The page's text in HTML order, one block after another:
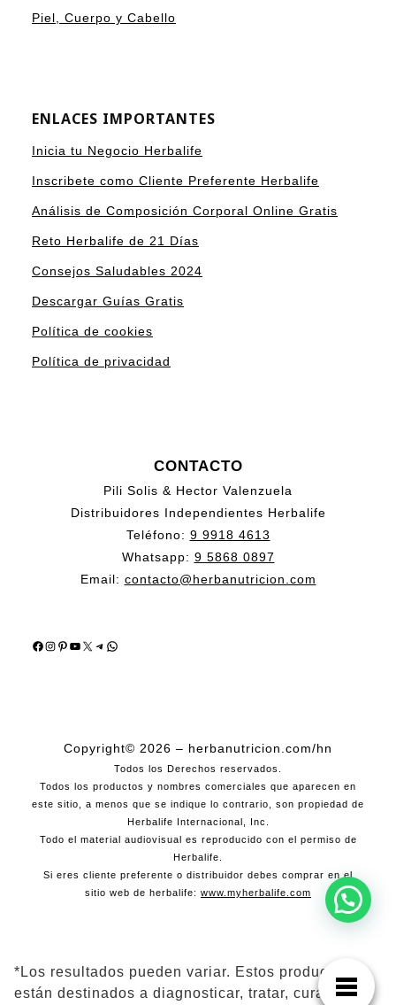
Piel, Cuerpo y Cabello
ENLACES IMPORTANTES
Inicia tu Negocio Herbalife
Inscribete como Cliente Preferente Herbalife
Análisis de Composición Corporal Online Gratis
Reto Herbalife de 21 Días
Consejos Saludables 2024
Descargar Guías Gratis
Política de cookies
Política de privacidad
CONTACTO
Pili Solis & Hector Valenzuela
Distribuidores Independientes Herbalife
Teléfono: 9 9918 4613
Whatsapp: 9 5868 0897
Email: contacto@herbanutricion.com
Facebook
Instagram
Pinterest
YouTube
X Telegram
WhatsApp
Copyright© 2026 – herbanutricion.com/hn
Todos los Derechos reservados.
Todos los productos y nombres comerciales que aparecen en
este sitio, a menos que se indique lo contrario, son propiedad de
Herbalife Internacional, Inc.
Todo el material audiovisual es reproducido con el permiso de
Herbalife.
Si eres cliente preferente o distribuidor debes comprar en el
sitio web de herbalife: www.myherbalife.com
*Los resultados pueden variar. Estos productos no
están destinados a diagnosticar, tratar, curar ni